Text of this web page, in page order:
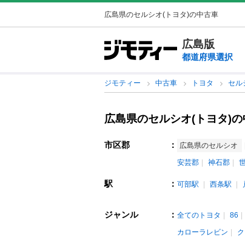
広島県のセルシオ(トヨタ)の中古車
広島版
都道府県選択
ジモティー 中古車 トヨタ セル
広島県のセルシオ(トヨタ)
市区郡 ： 広島県のセルシオ
安芸郡
神石郡
駅 ： 可部駅 西条駅
ジャンル ： 全てのトヨタ 86
カローラレビン